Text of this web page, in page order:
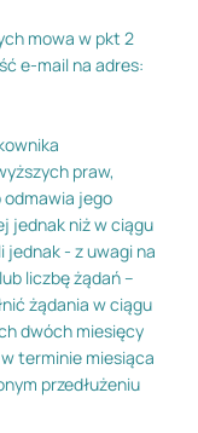
mowa w pkt 2
e-mail na adres:
praw,
odmawia jego
jednak niż w ciągu
jednak - z uwagi na
liczbę żądań –
żądania w ciągu
dwóch miesięcy
terminie miesiąca
przedłużeniu